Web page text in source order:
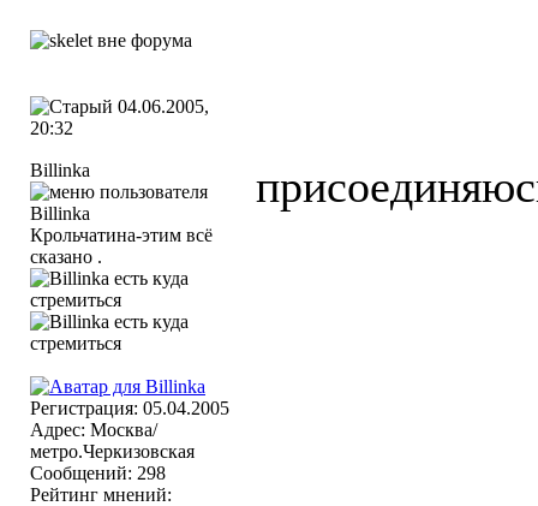
04.06.2005,
20:32
Billinka
Крольчатина-этим всё
сказано .
Регистрация: 05.04.2005
Адрес: Москва/
метро.Черкизовская
Сообщений: 298
Рейтинг мнений: